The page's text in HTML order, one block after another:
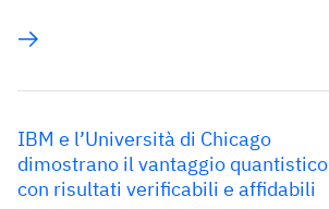
IBM e l’Università di Chicago
dimostrano il vantaggio quantistico
con risultati verificabili e affidabili